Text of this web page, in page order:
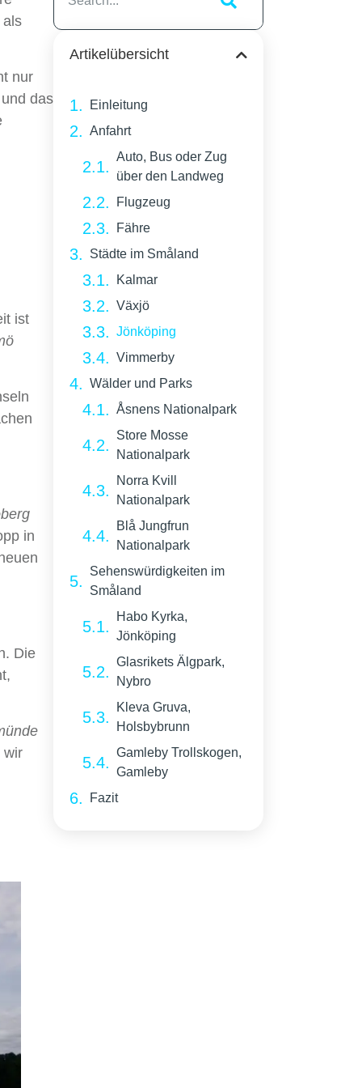
als
nur
das
ist
in
Die
wir
Artikelübersicht
Einleitung
Anfahrt
Auto, Bus oder Zug
über den Landweg
Flugzeug
Fähre
Städte im Småland
Kalmar
Växjö
Jönköping
Vimmerby
Wälder und Parks
Åsnens Nationalpark
Store Mosse
Nationalpark
Norra Kvill
Nationalpark
Blå Jungfrun
Nationalpark
Sehenswürdigkeiten im
Småland
Habo Kyrka,
Jönköping
Glasrikets Älgpark,
Nybro
Kleva Gruva,
Holsbybrunn
Gamleby Trollskogen,
Gamleby
Fazit